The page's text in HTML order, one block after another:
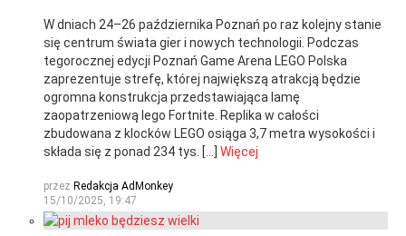
W dniach 24–26 października Poznań po raz kolejny stanie
się centrum świata gier i nowych technologii. Podczas
tegorocznej edycji Poznań Game Arena LEGO Polska
zaprezentuje strefę, której największą atrakcją będzie
ogromna konstrukcja przedstawiająca lamę
zaopatrzeniową lego Fortnite. Replika w całości
zbudowana z klocków LEGO osiąga 3,7 metra wysokości i
składa się z ponad 234 tys. […] Więcej
przez Redakcja AdMonkey
15/10/2025, 19:47